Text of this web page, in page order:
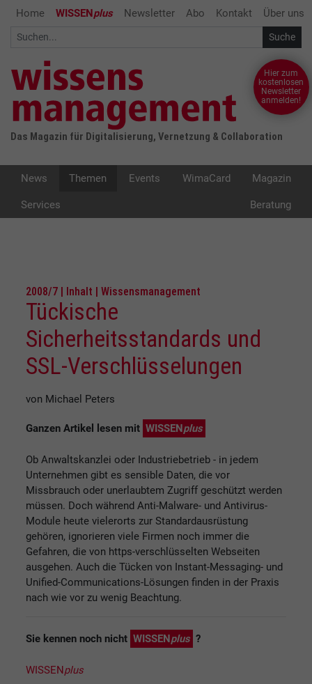
Home WISSENplus Newsletter Abo Kontakt Über uns
Das Magazin für Digitalisierung, Vernetzung & Collaboration
Hier zum
kostenlosen
Newsletter
anmelden!
News Themen Events WimaCard Magazin
Services Beratung
2008/7 | Inhalt | Wissensmanagement
Tückische
Sicherheitsstandards und
SSL-Verschlüsselungen
von Michael Peters
Ganzen Artikel lesen mit WISSENplus
Ob Anwaltskanzlei oder Industriebetrieb - in jedem
Unternehmen gibt es sensible Daten, die vor
Missbrauch oder unerlaubtem Zugriff geschützt werden
müssen. Doch während Anti-Malware- und Antivirus-
Module heute vielerorts zur Standardausrüstung
gehören, ignorieren viele Firmen noch immer die
Gefahren, die von https-verschlüsselten Webseiten
ausgehen. Auch die Tücken von Instant-Messaging- und
Unified-Communications-Lösungen finden in der Praxis
nach wie vor zu wenig Beachtung.
Sie kennen noch nicht WISSENplus ?
WISSENplus